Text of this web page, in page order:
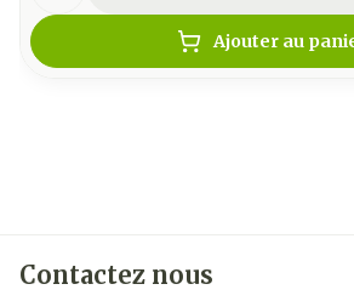
Ajouter au
Contactez nous